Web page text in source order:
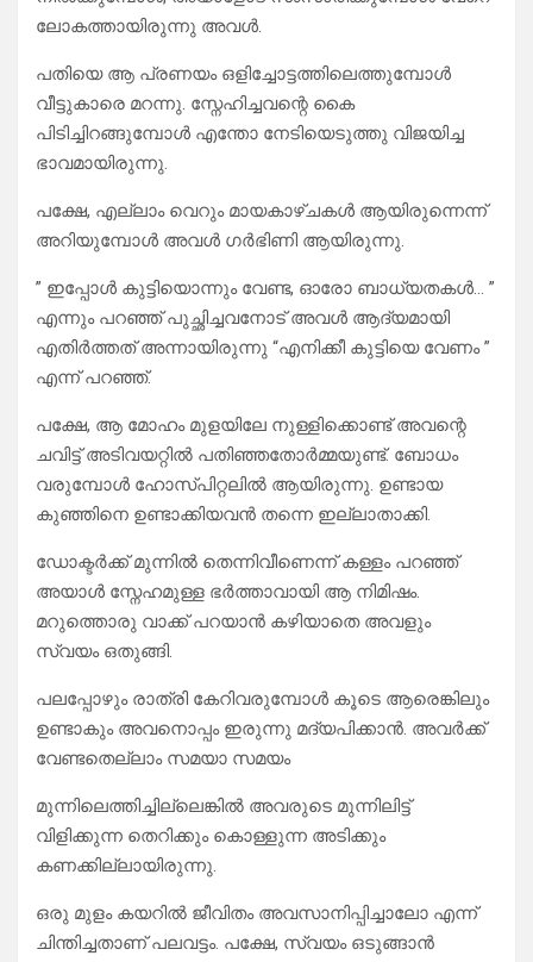
ലോകത്തായിരുന്നു അവൾ.
പതിയെ ആ പ്രണയം ഒളിച്ചോട്ടത്തിലെത്തുമ്പോൾ
വീട്ടുകാരെ മറന്നു. സ്നേഹിച്ചവന്റെ കൈ
പിടിച്ചിറങ്ങുമ്പോൾ എന്തോ നേടിയെടുത്തു വിജയിച്ച
ഭാവമായിരുന്നു.
പക്ഷേ, എല്ലാം വെറും മായകാഴ്ചകൾ ആയിരുന്നെന്ന്
അറിയുമ്പോൾ അവൾ ഗർഭിണി ആയിരുന്നു.
” ഇപ്പോൾ കുട്ടിയൊന്നും വേണ്ട, ഓരോ ബാധ്യതകൾ… ”
എന്നും പറഞ്ഞ് പുച്ഛിച്ചവനോട് അവൾ ആദ്യമായി
എതിർത്തത് അന്നായിരുന്നു “എനിക്കീ കുട്ടിയെ വേണം ”
എന്ന് പറഞ്ഞ്.
പക്ഷേ, ആ മോഹം മുളയിലേ നുള്ളിക്കൊണ്ട് അവന്റെ
ചവിട്ട് അടിവയറ്റിൽ പതിഞ്ഞതോർമ്മയുണ്ട്. ബോധം
വരുമ്പോൾ ഹോസ്പിറ്റലിൽ ആയിരുന്നു. ഉണ്ടായ
കുഞ്ഞിനെ ഉണ്ടാക്കിയവൻ തന്നെ ഇല്ലാതാക്കി.
ഡോക്ടർക്ക് മുന്നിൽ തെന്നിവീണെന്ന് കള്ളം പറഞ്ഞ്
അയാൾ സ്നേഹമുള്ള ഭർത്താവായി ആ നിമിഷം.
മറുത്തൊരു വാക്ക് പറയാൻ കഴിയാതെ അവളും
സ്വയം ഒതുങ്ങി.
പലപ്പോഴും രാത്രി കേറിവരുമ്പോൾ കൂടെ ആരെങ്കിലും
ഉണ്ടാകും അവനൊപ്പം ഇരുന്നു മദ്യപിക്കാൻ. അവർക്ക്
വേണ്ടതെല്ലാം സമയാ സമയം
മുന്നിലെത്തിച്ചില്ലെങ്കിൽ അവരുടെ മുന്നിലിട്ട്
വിളിക്കുന്ന തെറിക്കും കൊള്ളുന്ന അടിക്കും
കണക്കില്ലായിരുന്നു.
ഒരു മുളം കയറിൽ ജീവിതം അവസാനിപ്പിച്ചാലോ എന്ന്
ചിന്തിച്ചതാണ് പലവട്ടം. പക്ഷേ, സ്വയം ഒടുങ്ങാൻ